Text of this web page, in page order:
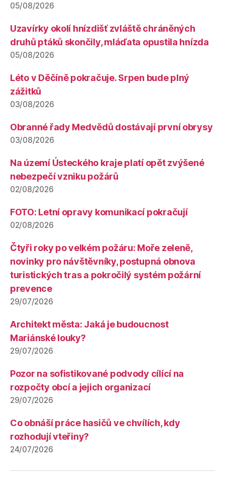
05/08/2026
Uzavírky okolí hnízdišť zvláště chráněných
druhů ptáků skončily, mláďata opustila hnízda
05/08/2026
Léto v Děčíně pokračuje. Srpen bude plný
zážitků
03/08/2026
Obranné řady Medvědů dostávají první obrysy
03/08/2026
Na území Ústeckého kraje platí opět zvýšené
nebezpečí vzniku požárů
02/08/2026
FOTO: Letní opravy komunikací pokračují
02/08/2026
Čtyři roky po velkém požáru: Moře zeleně,
novinky pro návštěvníky, postupná obnova
turistických tras a pokročilý systém požární
prevence
29/07/2026
Architekt města: Jaká je budoucnost
Mariánské louky?
29/07/2026
Pozor na sofistikované podvody cílící na
rozpočty obcí a jejich organizací
29/07/2026
Co obnáší práce hasičů ve chvílích, kdy
rozhodují vteřiny?
24/07/2026